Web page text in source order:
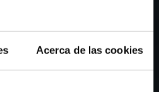
Acerca de las cookies